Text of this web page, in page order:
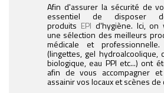
Afin d'assurer la sécurité de
essentiel de disposer
produits EPI d'hygiène. Ici, on
une sélection des meilleurs
médicale et
(lingettes, gel hydroalcoolique,
biologique, eau PPI etc...) ont
afin de vous accompagner
assainir vos locaux et scènes de